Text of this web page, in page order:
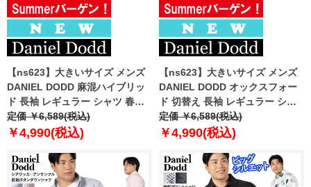
【ns623】大きいサイズ メンズ
DANIEL DODD 麻混ハイブリッ
ド 長袖 レギュラー シャツ 春夏
新作 377-sh260105 【fre】
定価 ￥6,589(税込)
￥4,990(税込)
【ns623】大きいサイズ メンズ
DANIEL DODD オックスフォー
ド 切替え 長袖 レギュラー シャ
ツ 春夏新作 377-sh260106
【fre】
定価 ￥6,589(税込)
￥4,990(税込)